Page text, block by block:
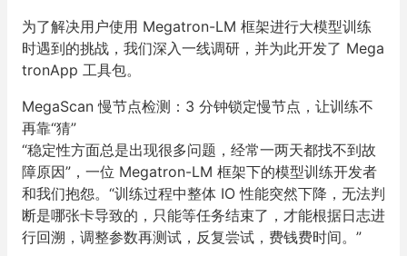
为了解决用户使用 Megatron-LM 框架进行大模型训练
时遇到的挑战，我们深入一线调研，并为此开发了 Mega
tronApp 工具包。
MegaScan 慢节点检测：3 分钟锁定慢节点，让训练不
再靠“猜”
“稳定性方面总是出现很多问题，经常一两天都找不到故
障原因”，一位 Megatron-LM 框架下的模型训练开发者
和我们抱怨。“训练过程中整体 IO 性能突然下降，无法判
断是哪张卡导致的，只能等任务结束了，才能根据日志进
行回溯，调整参数再测试，反复尝试，费钱费时间。”